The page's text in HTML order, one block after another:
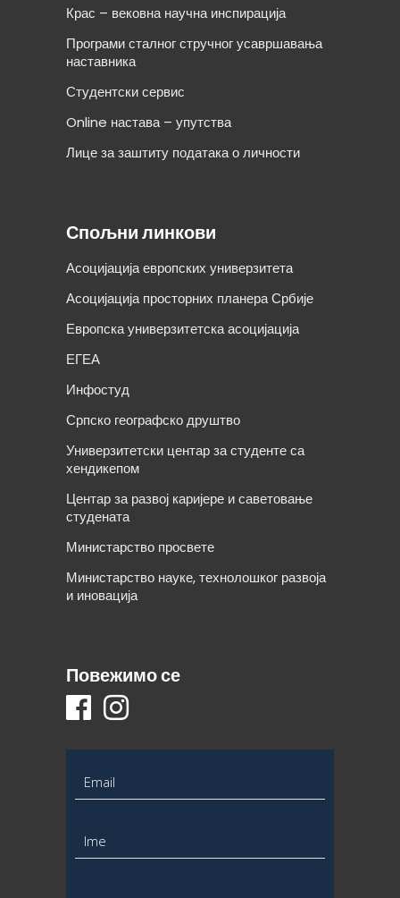
Крас – вековна научна инспирација
Програми сталног стручног усавршавања
наставника
Студентски сервис
Online настава – упутства
Лице за заштиту података о личности
Спољни линкови
Асоцијација европских универзитета
Асоцијација просторних планера Србије
Европска универзитетска асоцијација
ЕГЕА
Инфостуд
Српско географско друштво
Универзитетски центар за студенте са
хендикепом
Центар за развој каријере и саветовање
студената
Министарство просвете
Министарство науке, технолошког развоја
и иновација
Повежимо се